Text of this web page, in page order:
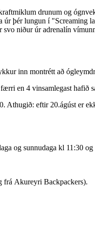
drunum og
þér lungun í
niður úr adrenalín
inn montrétt að
en 4 vinsamlegast hafið
eftir 20.ágúst er
og sunnudaga kl 11:30
frá Akureyri Backpackers).